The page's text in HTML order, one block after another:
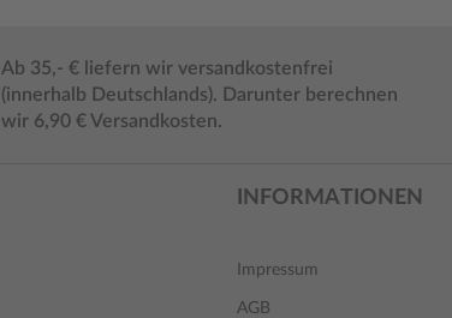
Ab 35,- € liefern wir versandkostenfrei
(innerhalb Deutschlands). Darunter berechnen
wir 6,90 € Versandkosten.
INFORMATIONEN
Impressum
AGB